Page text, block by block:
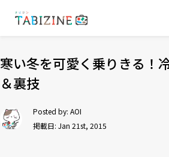
寒い冬を可愛く乗りきる！
＆裏技
Posted by: AOI
掲載日: Jan 21st, 2015